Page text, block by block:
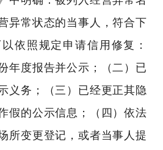
异常状态的当事人，符合下
依照规定申请信用修复：
年度报告并公示；（二）已
义务；（三）已经更正其隐
假的公示信息；（四）依法
所变更登记，或者当事人提